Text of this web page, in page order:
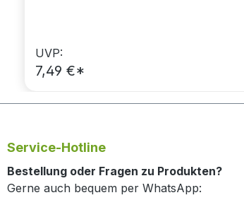
UVP:
7,49 €*
Service-Hotline
Bestellung oder Fragen zu Produkten?
Gerne auch bequem per WhatsApp: